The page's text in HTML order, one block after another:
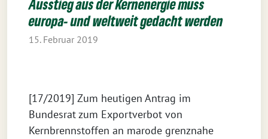
Ausstieg aus der Kernenergie muss
europa- und weltweit gedacht werden
15. Februar 2019
[17/2019] Zum heutigen Antrag im
Bundesrat zum Exportverbot von
Kernbrennstoffen an marode grenznahe